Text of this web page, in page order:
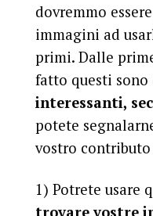
dovremmo
immagini ad
primi. Dalle
fatto questi sono
interessanti,
potete
vostro
1) Potrete usare